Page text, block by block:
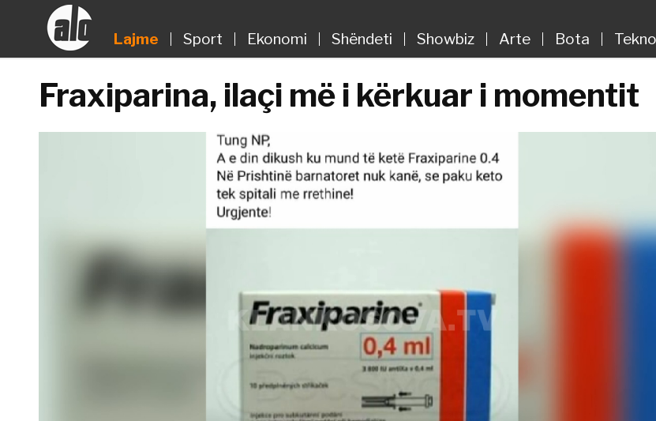
Lajme Sport Ekonomi Shëndeti Showbiz Arte Bota
Fraxiparina, ilaçi më i kërkuar i momentit